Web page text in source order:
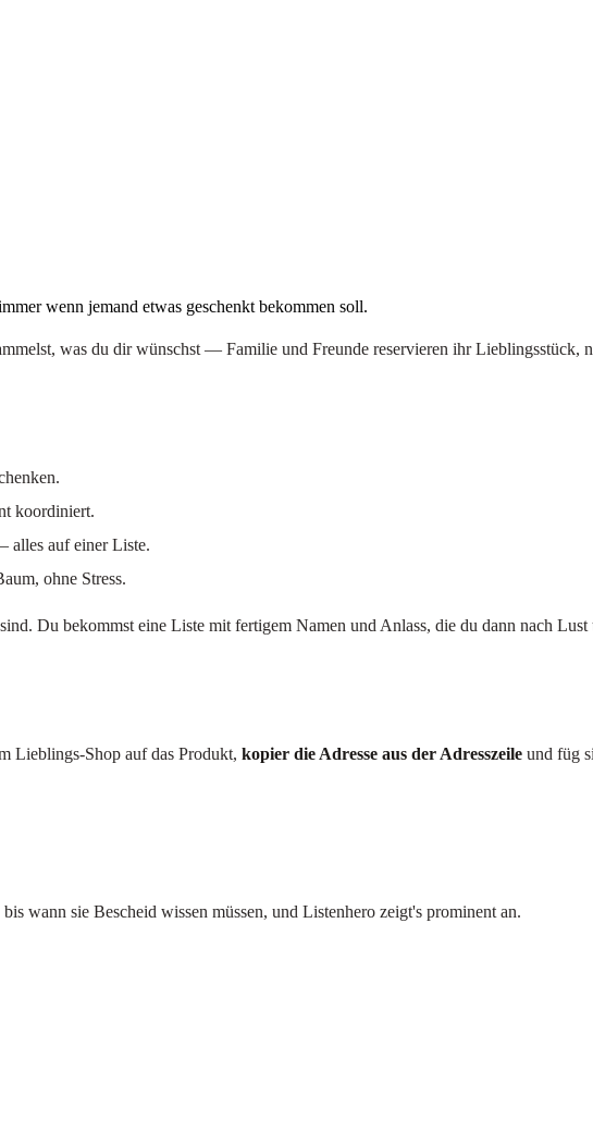
wenn jemand etwas geschenkt bekommen soll.
was du dir wünschst — Familie und Freunde reservieren ihr Lieblingsstück,
koordiniert.
auf einer Liste.
ohne Stress.
Du bekommst eine Liste mit fertigem Namen und Anlass, die du dann nach
Lieblings-Shop auf das Produkt, kopier die Adresse aus der Adresszeile und füg
wann sie Bescheid wissen müssen, und Listenhero zeigt's prominent an.